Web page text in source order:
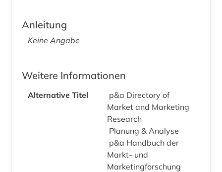
Anleitung
Keine Angabe
Weitere Informationen
Alternative Titel
p&a Directory of
Market and Marketing
Research
Planung & Analyse
p&a Handbuch der
Markt- und
Marketingforschung